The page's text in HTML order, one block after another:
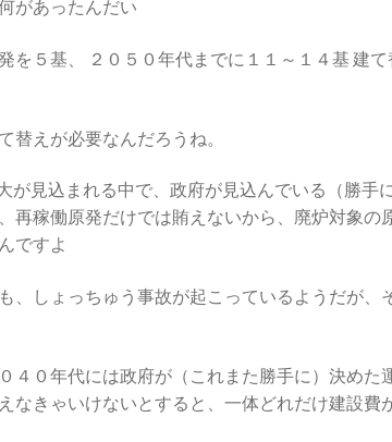
があったんだい
基、 ２０５０年代までに１１～１４基 建て
えが必要なんだろうね。
込まれる中で、政府が見込んでいる（勝手
再稼働原発だけでは賄えないから、廃炉対象の
ですよ
しょっちゅう事故が起こっているようだが、
０年代には政府が（これまた勝手に）決めた
なきゃいけないとすると、一体どれだけ建設費